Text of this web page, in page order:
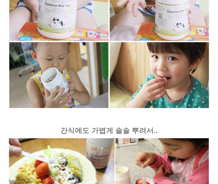
간식에도 가볍게 솔솔 뿌려서..